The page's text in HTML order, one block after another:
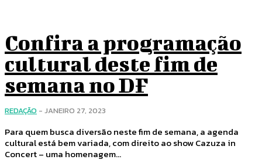
Confira a programação
cultural deste fim de
semana no DF
REDAÇÃO - JANEIRO 27, 2023
Para quem busca diversão neste fim de semana, a agenda
cultural está bem variada, com direito ao show Cazuza in
Concert – uma homenagem...